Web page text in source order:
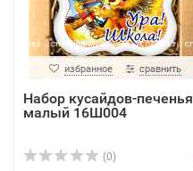
избранное сравнить
Набор кусайдов-печенья
малый 16Ш004
(0)